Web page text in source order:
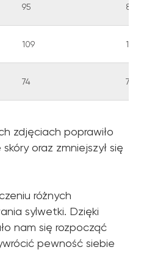
95 89
109 100
74 71
zdjęciach poprawiło
oraz zmniejszył się
różnych
sylwetki. Dzięki
nam się rozpocząć
pewność siebie